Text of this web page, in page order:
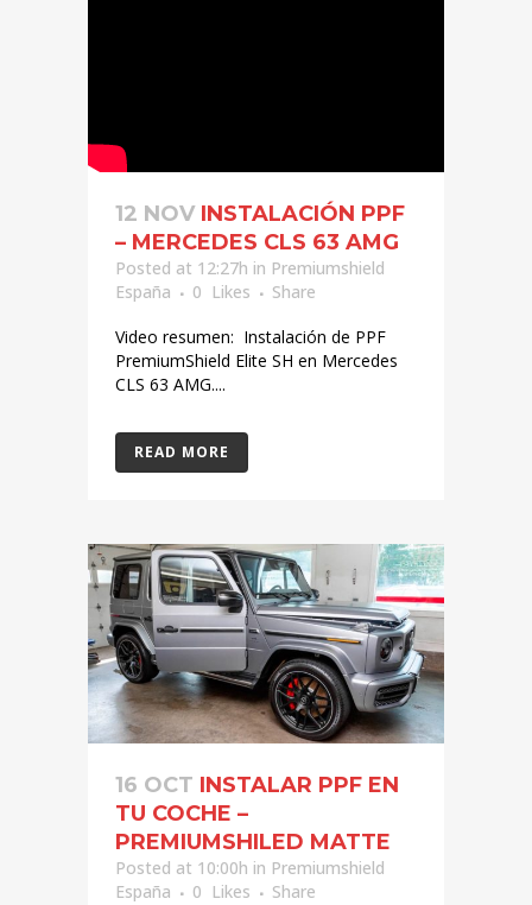
12 NOV INSTALACIÓN PPF
– MERCEDES CLS 63 AMG
Posted at 12:27h in Premiumshield
España
0 Likes
Share
Video resumen: Instalación de PPF
PremiumShield Elite SH en Mercedes
CLS 63 AMG....
READ MORE
16 OCT INSTALAR PPF EN
TU COCHE –
PREMIUMSHILED MATTE
Posted at 10:00h in Premiumshield
España
0 Likes
Share